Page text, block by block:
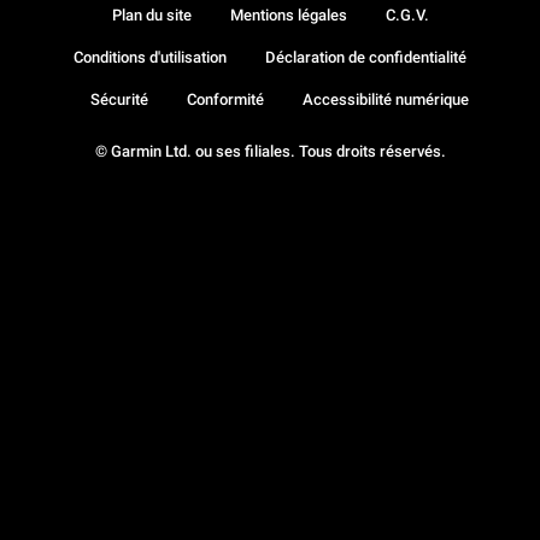
© Garmin Ltd. ou ses filiales. Tous droits réservés.
Plan du site Mentions légales C.G.V.
Conditions d'utilisation Déclaration de confidentialité
Sécurité Conformité Accessibilité numérique